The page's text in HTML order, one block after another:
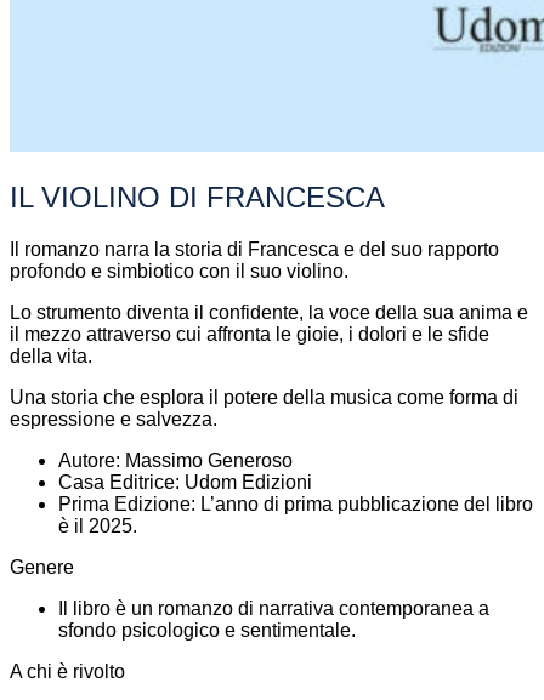
IL VIOLINO DI FRANCESCA
Il romanzo narra la storia di Francesca e del suo rapporto
profondo e simbiotico con il suo violino.
Lo strumento diventa il confidente, la voce della sua anima e
il mezzo attraverso cui affronta le gioie, i dolori e le sfide
della vita.
Una storia che esplora il potere della musica come forma di
espressione e salvezza.
Autore: Massimo Generoso
Casa Editrice: Udom Edizioni
Prima Edizione: L’anno di prima pubblicazione del libro
è il 2025.
Genere
Il libro è un romanzo di narrativa contemporanea a
sfondo psicologico e sentimentale.
A chi è rivolto